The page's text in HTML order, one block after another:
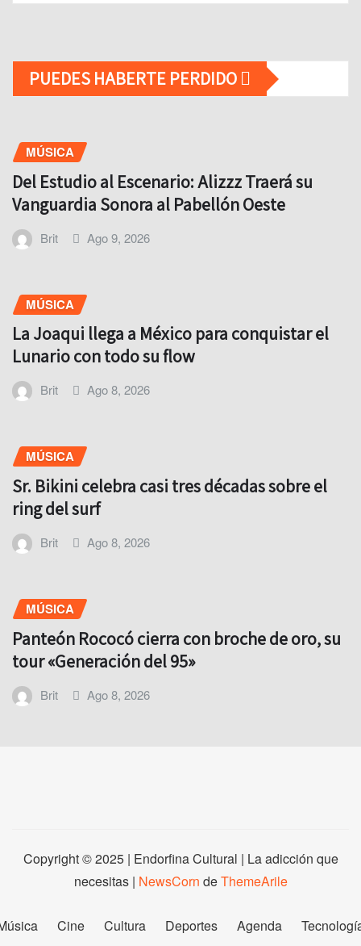
PUEDES HABERTE PERDIDO
MÚSICA
Del Estudio al Escenario: Alizzz Traerá su
Vanguardia Sonora al Pabellón Oeste
Brit Ago 9, 2026
MÚSICA
La Joaqui llega a México para conquistar el
Lunario con todo su flow
Brit Ago 8, 2026
MÚSICA
Sr. Bikini celebra casi tres décadas sobre el
ring del surf
Brit Ago 8, 2026
MÚSICA
Panteón Rococó cierra con broche de oro, su
tour «Generación del 95»
Brit Ago 8, 2026
Copyright © 2025 | Endorfina Cultural | La adicción que
necesitas | NewsCorn deThemeArile
Cine Cultura Deportes Agenda